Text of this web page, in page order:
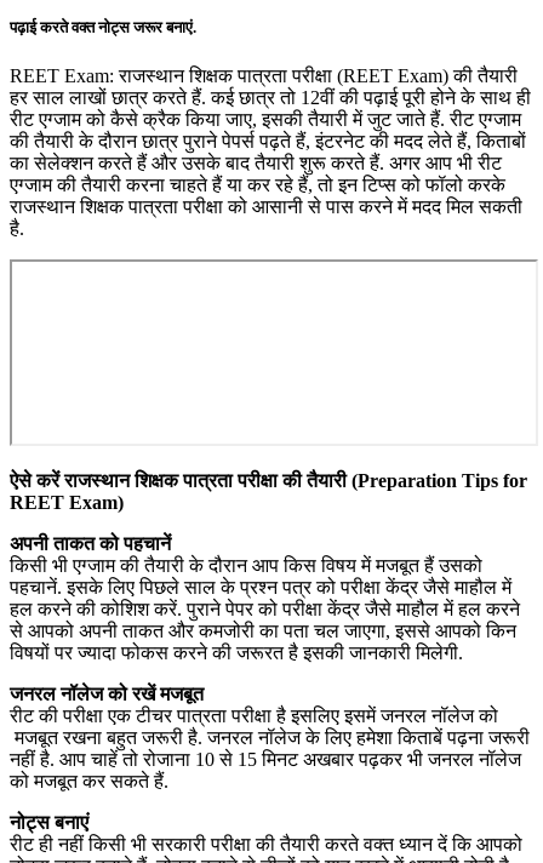
पढ़ाई करते वक्त नोट्स जरूर बनाएं.
REET Exam: राजस्थान शिक्षक पात्रता परीक्षा (REET Exam) की तैयारी
हर साल लाखों छात्र करते हैं. कई छात्र तो 12वीं की पढ़ाई पूरी होने के साथ ही
रीट एग्जाम को कैसे क्रैक किया जाए, इसकी तैयारी में जुट जाते हैं. रीट एग्जाम
की तैयारी के दौरान छात्र पुराने पेपर्स पढ़ते हैं, इंटरनेट की मदद लेते हैं, किताबों
का सेलेक्शन करते हैं और उसके बाद तैयारी शुरू करते हैं. अगर आप भी रीट
एग्जाम की तैयारी करना चाहते हैं या कर रहे हैं, तो इन टिप्स को फॉलो करके
राजस्थान शिक्षक पात्रता परीक्षा को आसानी से पास करने में मदद मिल सकती
है.
ऐसे करें राजस्थान शिक्षक पात्रता परीक्षा की तैयारी (Preparation Tips for
REET Exam)
अपनी ताकत को पहचानें
किसी भी एग्जाम की तैयारी के दौरान आप किस विषय में मजबूत हैं उसको
पहचानें. इसके लिए पिछले साल के प्रश्न पत्र को परीक्षा केंद्र जैसे माहौल में
हल करने की कोशिश करें. पुराने पेपर को परीक्षा केंद्र जैसे माहौल में हल करने
से आपको अपनी ताकत और कमजोरी का पता चल जाएगा, इससे आपको किन
विषयों पर ज्यादा फोकस करने की जरूरत है इसकी जानकारी मिलेगी.
जनरल नॉलेज को रखें मजबूत
रीट की परीक्षा एक टीचर पात्रता परीक्षा है इसलिए इसमें जनरल नॉलेज को
मजबूत रखना बहुत जरूरी है. जनरल नॉलेज के लिए हमेशा किताबें पढ़ना जरूरी
नहीं है. आप चाहें तो रोजाना 10 से 15 मिनट अखबार पढ़कर भी जनरल नॉलेज
को मजबूत कर सकते हैं.
नोट्स बनाएं
रीट ही नहीं किसी भी सरकारी परीक्षा की तैयारी करते वक्त ध्यान दें कि आपको